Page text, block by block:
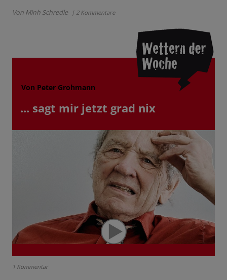
Von Minh Schredle | 2 Kommentare
Von Peter Grohmann
... sagt mir jetzt grad nix
1 Kommentar